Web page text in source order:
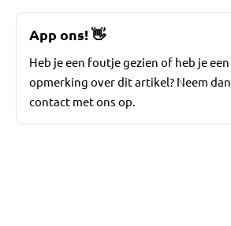
App ons!👋
Heb je een foutje gezien of heb je een
opmerking over dit artikel? Neem dan
contact met ons op.